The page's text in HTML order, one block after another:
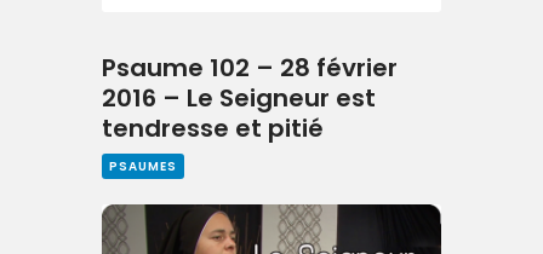
Psaume 102 – 28 février
2016 – Le Seigneur est
tendresse et pitié
PSAUMES